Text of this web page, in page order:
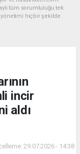
tüm sorumluluğu tek
yönetimi hiçbir şekilde
incir
aldı
29.07.2026 - 14:38